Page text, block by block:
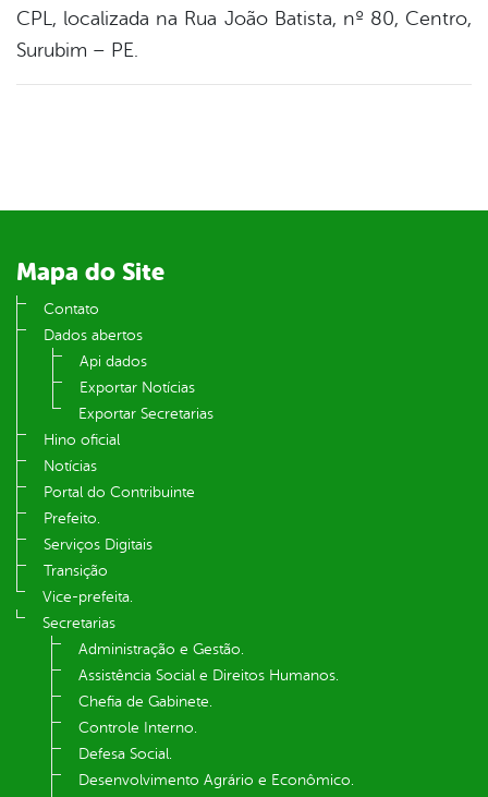
CPL, localizada na Rua João Batista, nº 80, Centro,
Surubim – PE.
Mapa do Site
Contato
Dados abertos
Api dados
Exportar Notícias
Exportar Secretarias
Hino oficial
Notícias
Portal do Contribuinte
Prefeito.
Serviços Digitais
Transição
Vice-prefeita.
Secretarias
Administração e Gestão.
Assistência Social e Direitos Humanos.
Chefia de Gabinete.
Controle Interno.
Defesa Social.
Desenvolvimento Agrário e Econômico.